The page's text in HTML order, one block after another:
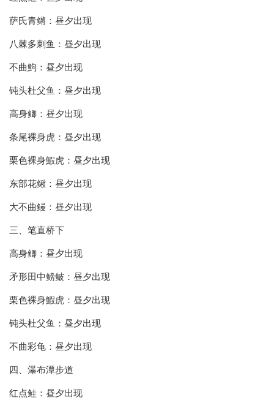
萨氏青鳉：昼夕出现
八棘多刺鱼：昼夕出现
不曲鮈：昼夕出现
钝头杜父鱼：昼夕出现
高身鲫：昼夕出现
条尾裸身虎：昼夕出现
栗色裸身鰕虎：昼夕出现
东部花鳅：昼夕出现
大不曲鳗：昼夕出现
三、笔直桥下
高身鲫：昼夕出现
矛形田中鳑鲏：昼夕出现
栗色裸身鰕虎：昼夕出现
钝头杜父鱼：昼夕出现
不曲彩龟：昼夕出现
四、瀑布潭步道
红点鲑：昼夕出现